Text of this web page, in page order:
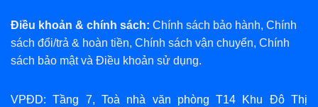
Điều khoản & chính sách: Chính sách bảo hành, Chính
sách đổi/trả & hoàn tiền, Chính sách vận chuyển, Chính
sách bảo mậtvà Điều khoản sử dụng.
VPĐD: Tầng 7, Toà nhà văn phòng T14 Khu Đô Thị